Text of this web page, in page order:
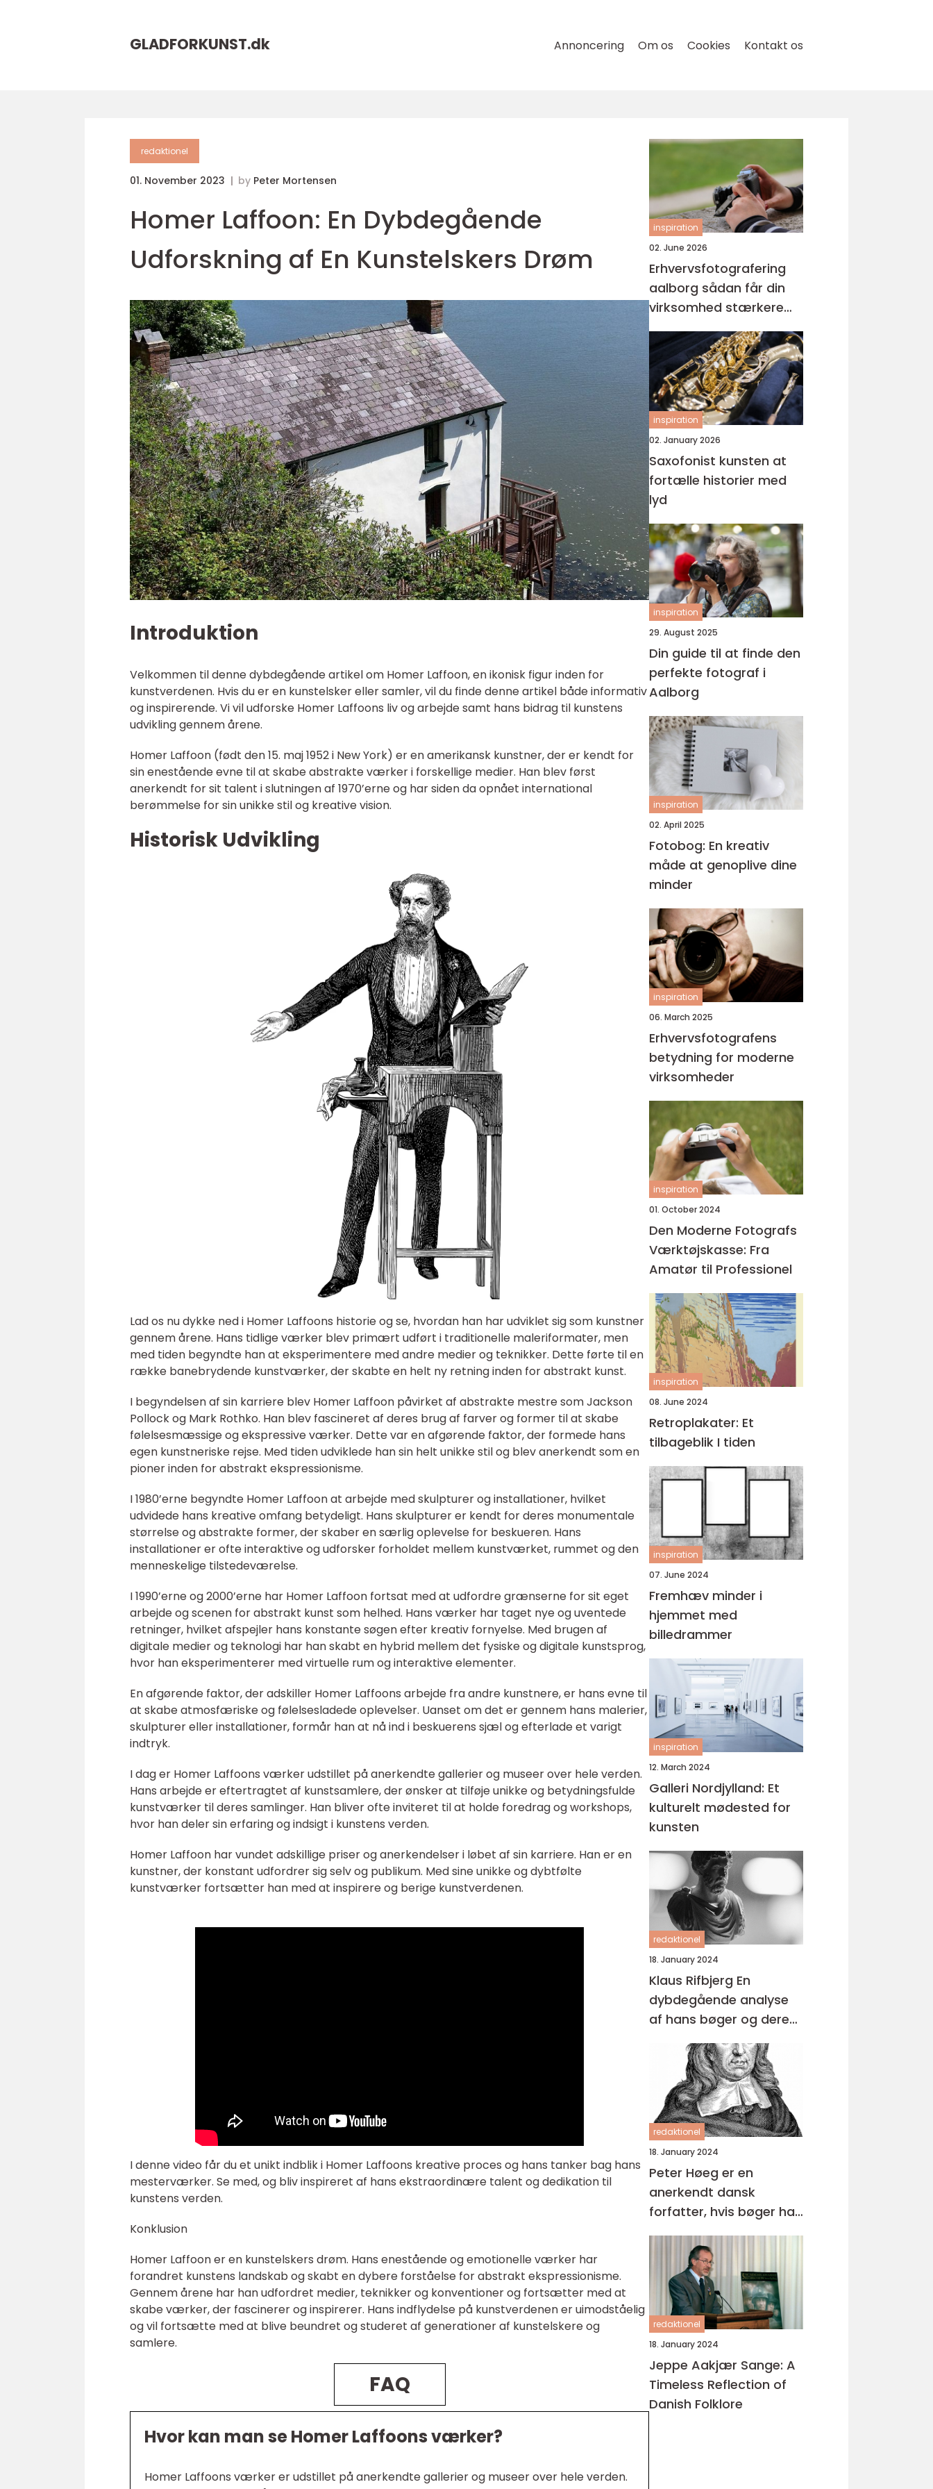
GLADFORKUNST.dk Annoncering Om os Cookies Kontakt os
redaktionel
01. November 2023 by Peter Mortensen
Homer Laffoon: En Dybdegående
Udforskning af En Kunstelskers Drøm
Introduktion
Velkommen til denne dybdegående artikel om Homer Laffoon, en ikonisk figur inden for
kunstverdenen. Hvis du er en kunstelsker eller samler, vil du finde denne artikel både informativ
og inspirerende. Vi vil udforske Homer Laffoons liv og arbejde samt hans bidrag til kunstens
udvikling gennem årene.
Homer Laffoon (født den 15. maj 1952 i New York) er en amerikansk kunstner, der er kendt for
sin enestående evne til at skabe abstrakte værker i forskellige medier. Han blev først
anerkendt for sit talent i slutningen af 1970’erne og har siden da opnået international
berømmelse for sin unikke stil og kreative vision.
Historisk Udvikling
Lad os nu dykke ned i Homer Laffoons historie og se, hvordan han har udviklet sig som kunstner
gennem årene. Hans tidlige værker blev primært udført i traditionelle maleriformater, men
med tiden begyndte han at eksperimentere med andre medier og teknikker. Dette førte til en
række banebrydende kunstværker, der skabte en helt ny retning inden for abstrakt kunst.
I begyndelsen af sin karriere blev Homer Laffoon påvirket af abstrakte mestre som Jackson
Pollock og Mark Rothko. Han blev fascineret af deres brug af farver og former til at skabe
følelsesmæssige og ekspressive værker. Dette var en afgørende faktor, der formede hans
egen kunstneriske rejse. Med tiden udviklede han sin helt unikke stil og blev anerkendt som en
pioner inden for abstrakt ekspressionisme.
I 1980’erne begyndte Homer Laffoon at arbejde med skulpturer og installationer, hvilket
udvidede hans kreative omfang betydeligt. Hans skulpturer er kendt for deres monumentale
størrelse og abstrakte former, der skaber en særlig oplevelse for beskueren. Hans
installationer er ofte interaktive og udforsker forholdet mellem kunstværket, rummet og den
menneskelige tilstedeværelse.
I 1990’erne og 2000’erne har Homer Laffoon fortsat med at udfordre grænserne for sit eget
arbejde og scenen for abstrakt kunst som helhed. Hans værker har taget nye og uventede
retninger, hvilket afspejler hans konstante søgen efter kreativ fornyelse. Med brugen af
digitale medier og teknologi har han skabt en hybrid mellem det fysiske og digitale kunstsprog,
hvor han eksperimenterer med virtuelle rum og interaktive elementer.
En afgørende faktor, der adskiller Homer Laffoons arbejde fra andre kunstnere, er hans evne til
at skabe atmosfæriske og følelsesladede oplevelser. Uanset om det er gennem hans malerier,
skulpturer eller installationer, formår han at nå ind i beskuerens sjæl og efterlade et varigt
indtryk.
I dag er Homer Laffoons værker udstillet på anerkendte gallerier og museer over hele verden.
Hans arbejde er eftertragtet af kunstsamlere, der ønsker at tilføje unikke og betydningsfulde
kunstværker til deres samlinger. Han bliver ofte inviteret til at holde foredrag og workshops,
hvor han deler sin erfaring og indsigt i kunstens verden.
Homer Laffoon har vundet adskillige priser og anerkendelser i løbet af sin karriere. Han er en
kunstner, der konstant udfordrer sig selv og publikum. Med sine unikke og dybtfølte
kunstværker fortsætter han med at inspirere og berige kunstverdenen.
I denne video får du et unikt indblik i Homer Laffoons kreative proces og hans tanker bag hans
mesterværker. Se med, og bliv inspireret af hans ekstraordinære talent og dedikation til
kunstens verden.
Konklusion
Homer Laffoon er en kunstelskers drøm. Hans enestående og emotionelle værker har
forandret kunstens landskab og skabt en dybere forståelse for abstrakt ekspressionisme.
Gennem årene har han udfordret medier, teknikker og konventioner og fortsætter med at
skabe værker, der fascinerer og inspirerer. Hans indflydelse på kunstverdenen er uimodståelig
og vil fortsætte med at blive beundret og studeret af generationer af kunstelskere og
samlere.
FAQ
Hvor kan man se Homer Laffoons værker?
Homer Laffoons værker er udstillet på anerkendte gallerier og museer over hele verden.
inspiration
02. June 2026
Erhvervsfotografering
aalborg sådan får din
virksomhed stærkere
visuel gennemslagskraft
inspiration
02. January 2026
Saxofonist kunsten at
fortælle historier med
lyd
inspiration
29. August 2025
Din guide til at finde den
perfekte fotograf i
Aalborg
inspiration
02. April 2025
Fotobog: En kreativ
måde at genoplive dine
minder
inspiration
06. March 2025
Erhvervsfotografens
betydning for moderne
virksomheder
inspiration
01. October 2024
Den Moderne Fotografs
Værktøjskasse: Fra
Amatør til Professionel
inspiration
08. June 2024
Retroplakater: Et
tilbageblik I tiden
inspiration
07. June 2024
Fremhæv minder i
hjemmet med
billedrammer
inspiration
12. March 2024
Galleri Nordjylland: Et
kulturelt mødested for
kunsten
redaktionel
18. January 2024
Klaus Rifbjerg En
dybdegående analyse
af hans bøger og deres
udvikling over tid
redaktionel
18. January 2024
Peter Høeg er en
anerkendt dansk
forfatter, hvis bøger har
opnået stor popularitet
både nationalt og
internationalt
redaktionel
18. January 2024
Jeppe Aakjær Sange: A
Timeless Reflection of
Danish Folklore